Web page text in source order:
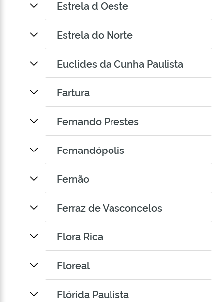
Estrela d Oeste
Estrela do Norte
Euclides da Cunha Paulista
Fartura
Fernando Prestes
Fernandópolis
Fernão
Ferraz de Vasconcelos
Flora Rica
Floreal
Flórida Paulista